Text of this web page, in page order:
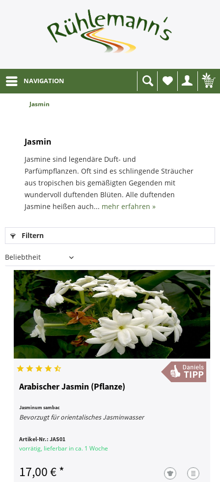
NAVIGATION
Wunschliste
Jasmin
Jasmin
Jasmine sind legendäre Duft- und
Parfümpflanzen. Oft sind es schlingende Sträucher
aus tropischen bis gemäßigten Gegenden mit
wundervoll duftenden Blüten. Alle duftenden
Jasmine heißen auch... mehr erfahren »
Filtern
Arabischer Jasmin (Pflanze)
Jasminum sambac
Bevorzugt für orientalisches Jasminwasser
Artikel-Nr.:JAS01
vorrätig, lieferbar in ca. 1 Woche
17,00 € *